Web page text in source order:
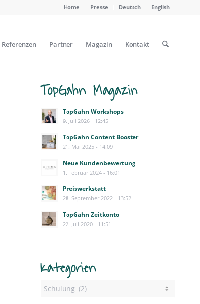
Home Presse Deutsch English
Referenzen Partner Magazin Kontakt
TopGahn Magazin
TopGahn Workshops
9. Juli 2026 - 12:45
TopGahn Content Booster
21. Mai 2025 - 14:09
Neue Kundenbewertung
1. Februar 2024 - 16:01
Preiswerkstatt
28. September 2022 - 13:52
TopGahn Zeitkonto
22. Juli 2020 - 11:51
Kategorien